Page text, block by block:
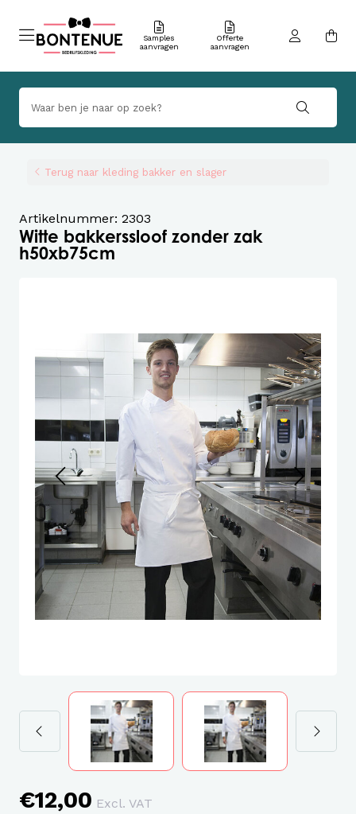
Samples
aanvragen
Offerte
aanvragen
Terug naar kleding bakker en slager
Artikelnummer: 2303
Witte bakkerssloof zonder zak
h50xb75cm
€12,00 Excl. VAT